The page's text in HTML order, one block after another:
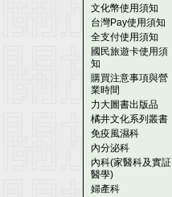
文化幣使用須知
台灣Pay使用須知
全支付使用須知
國民旅遊卡使用須
知
購買注意事項與營
業時間
力大圖書出版品
橘井文化系列叢書
免疫風濕科
內分泌科
內科(家醫科及實証
醫學)
婦產科